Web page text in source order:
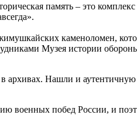
память – это
каменоломен,
Музея истории
архивах. Нашли и
военных побед России, и